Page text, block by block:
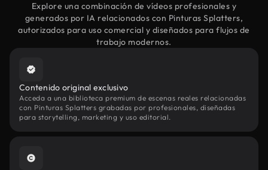
Explore una combinación de vídeos profesionales y
generados por IA relacionados con Pinturas Splatters,
autorizados para uso comercial y diseñados para flujos de
trabajo modernos.
Contenido original exclusivo
Acceda a una biblioteca premium de escenas reales relacionadas
con Pinturas Splatters grabadas por profesionales, diseñadas
para storytelling, marketing y uso editorial.